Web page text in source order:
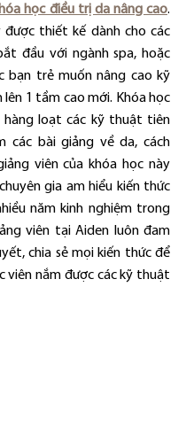
học điều trị da nâng cao.
được thiết kế dành cho các
đầu với ngành spa, hoặc
bạn trẻ muốn nâng cao kỹ
lên 1 tầm cao mới. Khóa học
hàng loạt các kỹ thuật tiên
các bài giảng về da, cách
viên của khóa học này
gia am hiểu kiến thức
năm kinh nghiệm trong
viên tại Aiden luôn đam
chia sẻ mọi kiến thức để
viên nắm được các kỹ thuật